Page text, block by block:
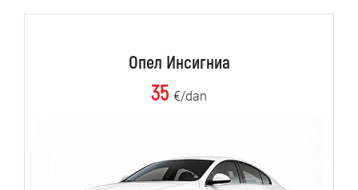
Опел Инсигниа
35 €/dan